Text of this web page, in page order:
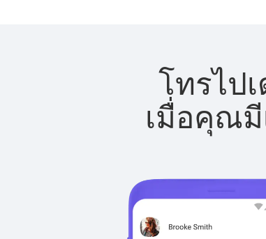
โทรไป
เมื่อคุณมี